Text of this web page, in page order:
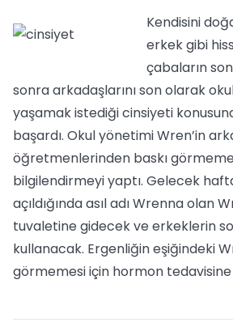
Kendisini
erkek gibi
çabaların
sonra arkadaşlarını son olarak
yaşamak istediği cinsiyeti
başardı. Okul yönetimi Wren’in
öğretmenlerinden baskı
bilgilendirmeyi yaptı. Gelecek
açıldığında asıl adı Wrenna olan
tuvaletine gidecek ve erkeklerin
kullanacak. Ergenliğin eşiğindeki
görmemesi için hormon tedavisine